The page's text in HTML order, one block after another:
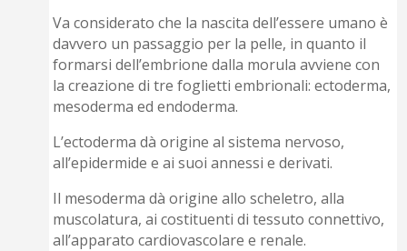
Va considerato che la nascita dell’essere umano è
davvero un passaggio per la pelle, in quanto il
formarsi dell’embrione dalla morula avviene con
la creazione di tre foglietti embrionali: ectoderma,
mesoderma ed endoderma.
L’ectoderma dà origine al sistema nervoso,
all’epidermide e ai suoi annessi e derivati.
Il mesoderma dà origine allo scheletro, alla
muscolatura, ai costituenti di tessuto connettivo,
all’apparato cardiovascolare e renale.